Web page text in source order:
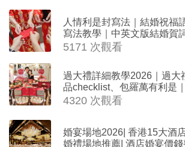
人情利是封寫法｜結婚祝福
寫法教學｜中英文版結婚賀
5171 次觀看
過大禮詳細教學2026｜過大
品checklist、包羅萬有利是
吉祥說話
4320 次觀看
婚宴場地2026| 香港15大酒
婚禮場地推薦| 酒店婚宴價錢